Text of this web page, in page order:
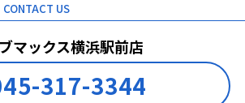
CONTACT US
マックス横浜駅前店
317-3344